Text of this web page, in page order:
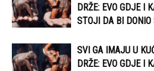
DRŽE: EVO GDJE I
STOJI DA BI DONIO
SVI GA IMAJU U
DRŽE: EVO GDJE I